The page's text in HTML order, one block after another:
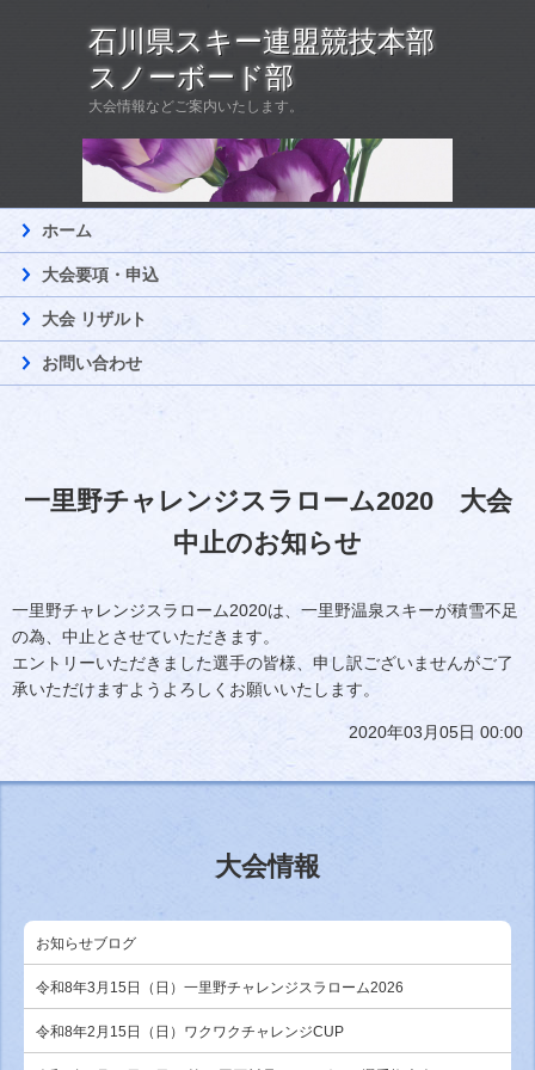
石川県スキー連盟競技本部
スノーボード部
大会情報などご案内いたします。
ホーム
大会要項・申込
大会 リザルト
お問い合わせ
一里野チャレンジスラローム2020 大会
中止のお知らせ
一里野チャレンジスラローム2020は、一里野温泉スキーが積雪不足
の為、中止とさせていただきます。
エントリーいただきました選手の皆様、申し訳ございませんがご了
承いただけますようよろしくお願いいたします。
2020年03月05日 00:00
大会情報
お知らせブログ
令和8年3月15日（日）一里野チャレンジスラローム2026
令和8年2月15日（日）ワクワクチャレンジCUP